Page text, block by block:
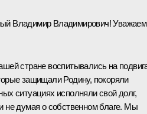
Владимир Владимирович!
стране воспитывались на
защищали Родину, покоряли
ситуациях исполняли свой долг,
не думая о собственном благе. Мы